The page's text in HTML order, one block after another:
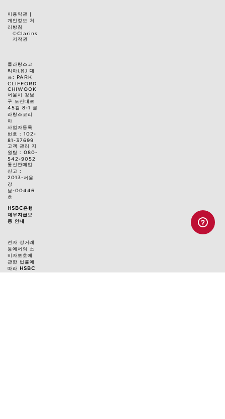
이용약관 |
개인정보 처
리방침
©Clarins
저작권
클라랑스코
리아(유) 대
표: PARK
CLIFFORD
CHIWOOK
서울시 강남
구 도산대로
45길 8-1 클
라랑스코리
아
사업자등록
번호 : 102-
81-37699
고객 관리 지
원팀 : 080-
542-9052
통신판매업
신고 :
2013-서울
강
남-00446
호
HSBC은행
채무지급보
증 안내
전자 상거래
등에서의 소
비자보호에
관한 법률에
따라 HSBC